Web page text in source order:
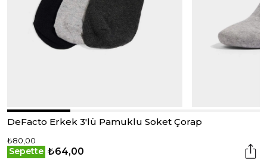
DeFacto Erkek 3'lü Pamuklu Soket Çorap
₺80,00
Sepette ₺64,00